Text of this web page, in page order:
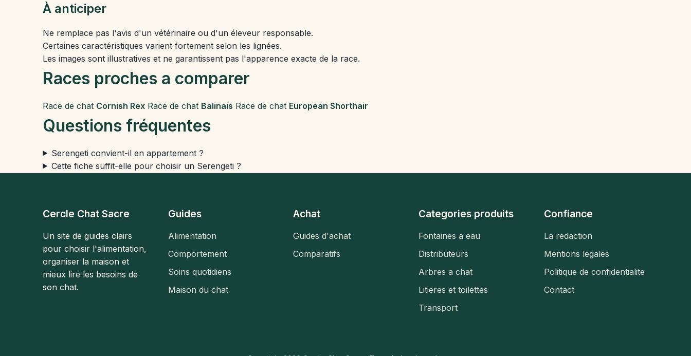
À anticiper
Ne remplace pas l'avis d'un vétérinaire ou d'un éleveur responsable.
Certaines caractéristiques varient fortement selon les lignées.
Les images sont illustratives et ne garantissent pas l'apparence exacte de la race.
Races proches a comparer
Race de chat Cornish Rex Race de chat Balinais Race de chat European Shorthair
Questions fréquentes
Serengeti convient-il en appartement ?
Cette fiche suffit-elle pour choisir un Serengeti ?
Cercle Chat Sacre
Un site de guides clairs
pour choisir l'alimentation,
organiser la maison et
mieux lire les besoins de
son chat.
Guides
Alimentation
Comportement
Soins quotidiens
Maison du chat
Achat
Guides d'achat
Comparatifs
Categories produits
Fontaines a eau
Distributeurs
Arbres a chat
Litieres et toilettes
Transport
Confiance
La redaction
Mentions legales
Politique de confidentialite
Contact